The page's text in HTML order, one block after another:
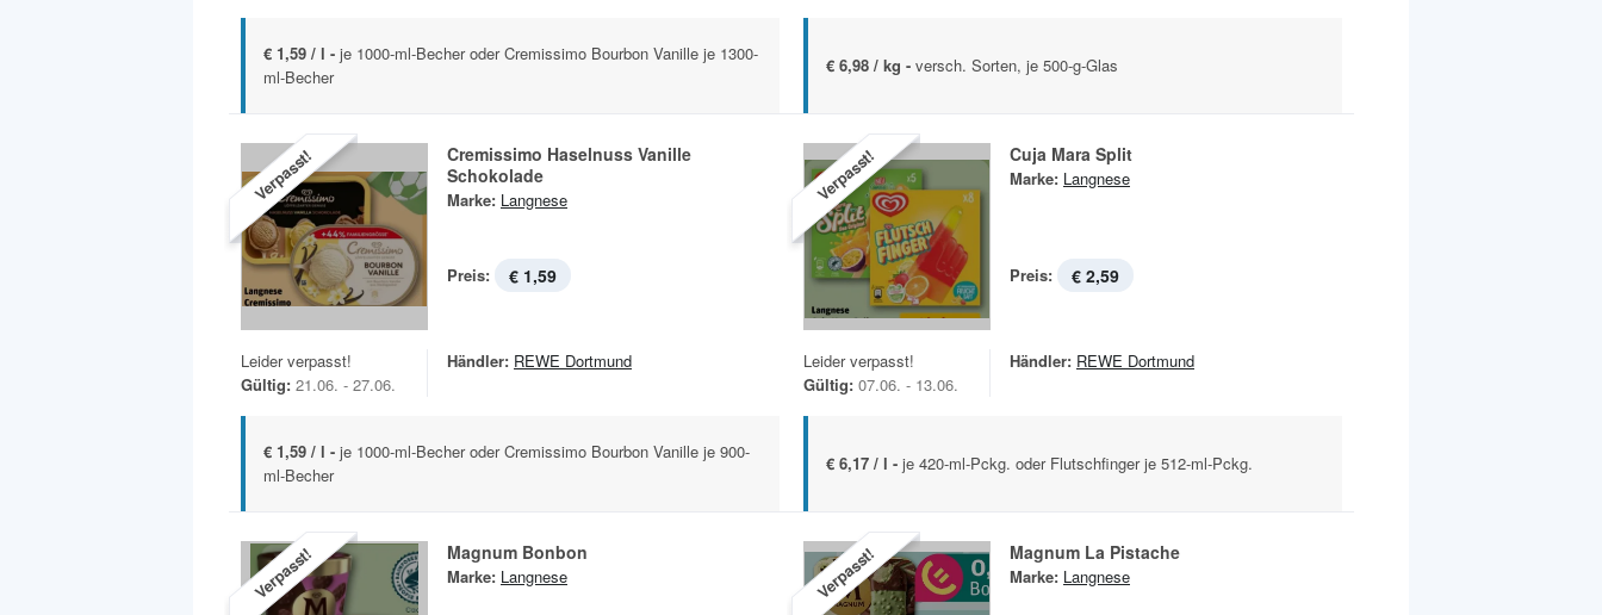
€ 1,59 / l - je 1000-ml-Becher oder Cremissimo Bourbon Vanille je 1300-
ml-Becher
€ 6,98 / kg - versch. Sorten, je 500-g-Glas
Verpasst!
Cremissimo Haselnuss Vanille
Schokolade
Marke: Langnese
Preis: € 1,59
Leider verpasst!
Gültig: 21.06. - 27.06.
Händler: REWE Dortmund
€ 1,59 / l - je 1000-ml-Becher oder Cremissimo Bourbon Vanille je 900-
ml-Becher
Verpasst! Cuja Mara Split
Marke: Langnese
Preis: € 2,59
Leider verpasst!
Gültig: 07.06. - 13.06.
Händler: REWE Dortmund
€ 6,17 / l - je 420-ml-Pckg. oder Flutschfinger je 512-ml-Pckg.
Verpasst! Magnum Bonbon
Marke: Langnese Verpasst! Magnum La Pistache
Marke: Langnese